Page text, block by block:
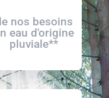
nos besoins
eau d'origine
pluviale**